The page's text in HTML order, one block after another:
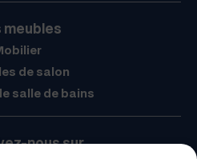
meubles
de salon
salle de bains
nous sur